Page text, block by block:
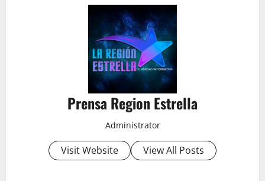
Prensa Region Estrella
Administrator
Visit Website View All Posts